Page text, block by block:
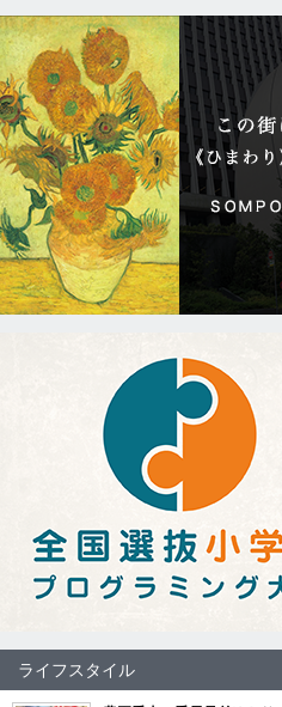
ライフスタイル